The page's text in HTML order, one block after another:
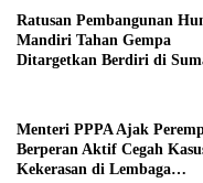
Ratusan Pembangunan
Mandiri Tahan Gempa
Ditargetkan Berdiri di
Menteri PPPA Ajak
Berperan Aktif Cegah
Kekerasan di Lembaga